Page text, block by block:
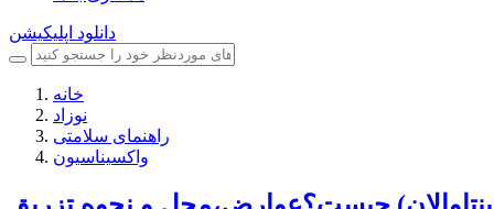
دانلود اپلیکیشن
خانه
نوزاد
راهنمای سلامتی
واکسیناسیون